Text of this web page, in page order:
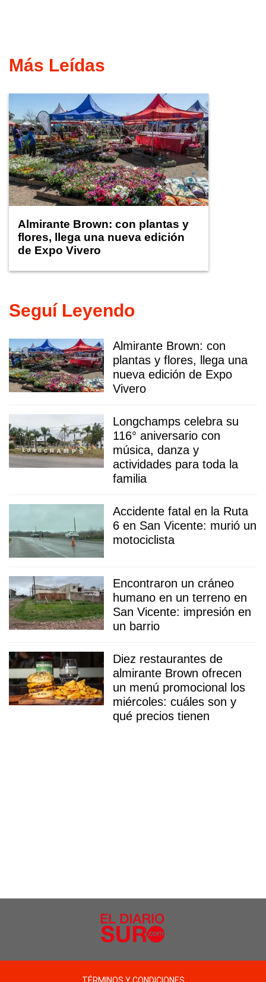
Más Leídas
Almirante Brown: con plantas y
flores, llega una nueva edición
de Expo Vivero
Seguí Leyendo
Almirante Brown: con
plantas y flores, llega una
nueva edición de Expo
Vivero
Longchamps celebra su
116° aniversario con
música, danza y
actividades para toda la
familia
Accidente fatal en la Ruta
6 en San Vicente: murió un
motociclista
Encontraron un cráneo
humano en un terreno en
San Vicente: impresión en
un barrio
Diez restaurantes de
almirante Brown ofrecen
un menú promocional los
miércoles: cuáles son y
qué precios tienen
TÉRMINOS Y CONDICIONES